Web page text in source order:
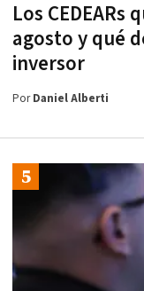
Los CEDEARs
agosto y qué
inversor
PorDaniel Alberti